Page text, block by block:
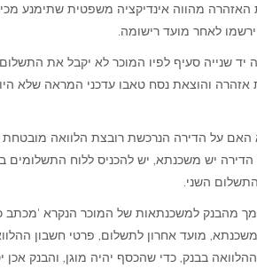
האזהרה מהווה אינדיקציה משפטית שתימנע
לאחר מועד רישומה.
יד שנייה סעיף לפיו המוכר לא יקבל את
והוצאת נסח טאבו עדכני המראה שלא היו
האם על הדירה הנרכשת רובצת הלוואה
הדירה יש משכנתא, יש להכניס ללוח
השני.
מהבנק למשכנתאות של המוכר הנקרא 'מכתב
מועד אחרון לתשלום, פרטי חשבון
בבנק, כדי שהכסף יהיה מוגן, והבנק